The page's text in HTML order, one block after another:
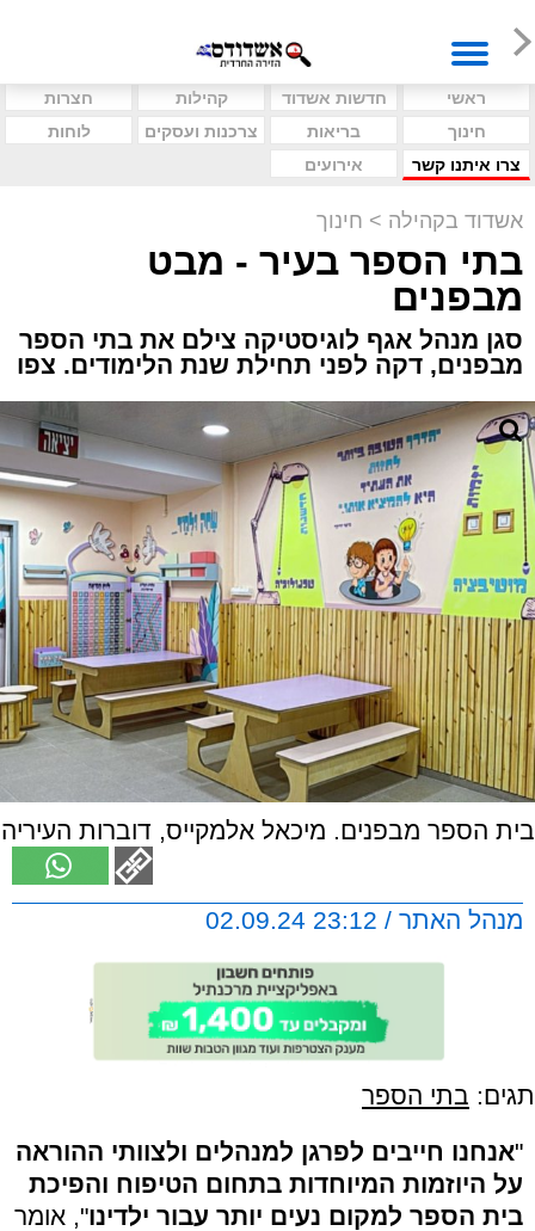
ראשי חדשות אשדוד קהילות
חצרות
חינוך
בריאות צרכנות ועסקים
לוחות
צרו איתנו קשר
אירועים
אשדוד בקהילה > חינוך
בתי הספר בעיר - מבט
מבפנים
סגן מנהל אגף לוגיסטיקה צילם את בתי הספר
מבפנים, דקה לפני תחילת שנת הלימודים. צפו
בית הספר מבפנים. מיכאל אלמקייס, דוברות העיריה
מנהל האתר / 23:12 02.09.24
תגים: בתי הספר
"אנחנו חייבים לפרגן למנהלים ולצוותי ההוראה
על היוזמות המיוחדות בתחום הטיפוח והפיכת
בית הספר למקום נעים יותר עבור ילדינו", אומר